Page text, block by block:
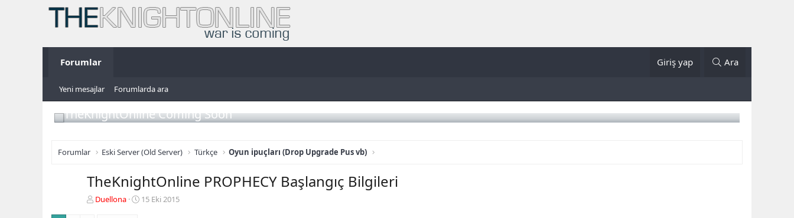
Forumlar Giriş yap Ara
Yeni mesajlar Forumlarda ara
TheKnightOnline Coming Soon
Forumlar Eski Server (Old Server) Türkçe Oyun ipuçları (Drop Upgrade Pus vb)
TheKnightOnline PROPHECY Başlangıç Bilgileri
K
Duellona
B15 Eki 2015